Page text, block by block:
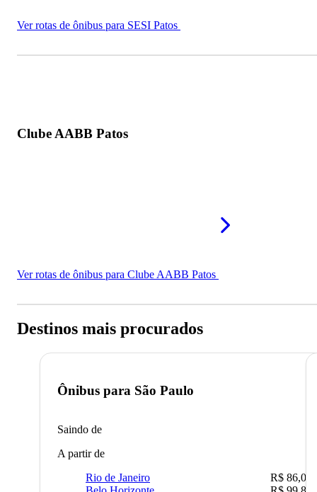
Ver rotas de ônibus para SESI Patos
Clube AABB Patos
Ver rotas de ônibus para Clube AABB Patos
Destinos mais procurados
Ônibus para São Paulo
Saindo de
A partir de
Rio de Janeiro
R$ 86,00